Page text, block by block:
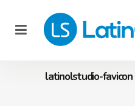
latinolstudio-favicon